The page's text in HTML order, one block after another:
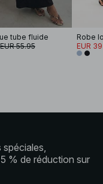
tube fluide
EUR 55.95
Robe
EUR
% de réduction sur